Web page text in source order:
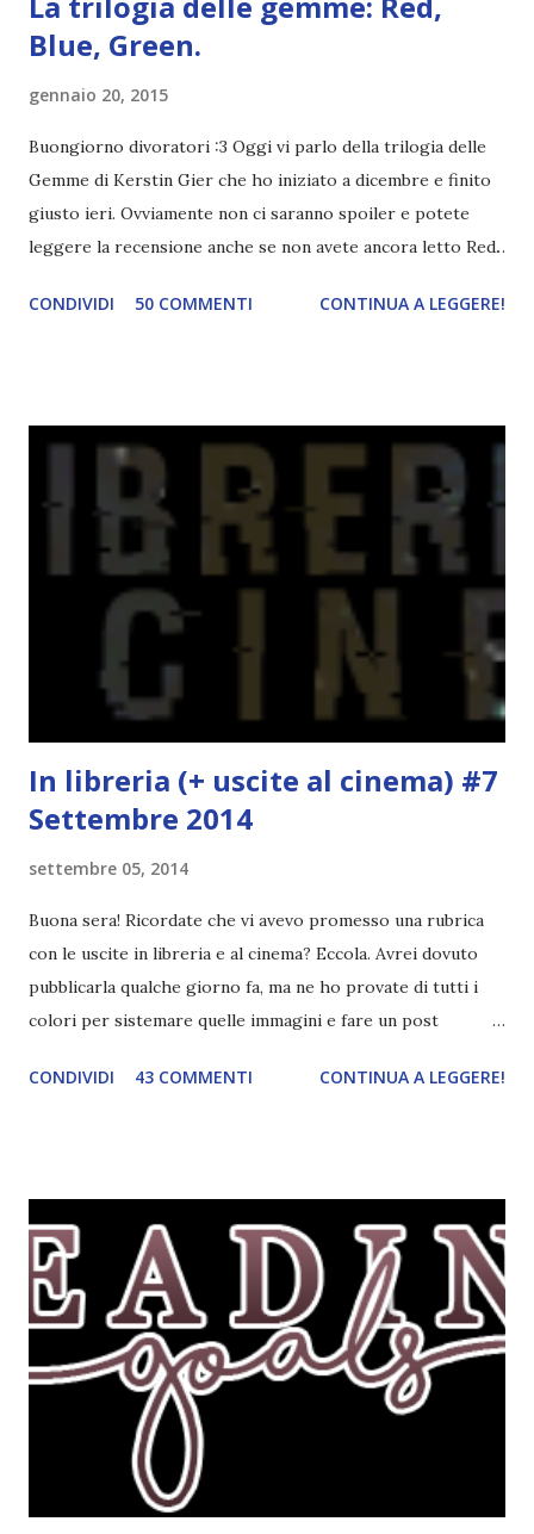
Blue, Green.
gennaio 20, 2015
Buongiorno divoratori :3 Oggi vi parlo della trilogia delle
Gemme di Kerstin Gier che ho iniziato a dicembre e finito
giusto ieri. Ovviamente non ci saranno spoiler e potete
leggere la recensione anche se non avete ancora letto Red.
Green sono state delle letture molto piacevoli ma non
potete capire le mie aspettative! Innanzitutto, se la Gier o
probabilmente lo avrei apprezzato molto di più. Red è
molto introduttivo, nel senso che in trecento pagine non
succede un bel niente. E non ha nemmeno un finale ._.
finisce esattamente nel bel mezzo della storia (anzi, quale
"mezzo" della storia? Questa storia ha praticamente solo
CONDIVIDI 50 COMMENTI CONTINUA A LEGGERE!
In libreria (+ uscite al cinema) #7
Settembre 2014
settembre 05, 2014
Buona sera! Ricordate che vi avevo promesso una rubrica
con le uscite in libreria e al cinema? Eccola. Avrei dovuto
pubblicarla qualche giorno fa, ma ne ho provate di tutti i
colori per sistemare quelle immagini e fare un post
leggere la trama cliccate sulla copertina. Vi ho segnalato
riguarda i suoi romanzi thriller. Per il momento sono
troppo fissata con questo genere ma ho letto pochi libri
thriller e vorrei davvero iniziarne qualcuno. Attraverso il
fuoco - Josephine Angeline \\ 19 settembre. Qualsiasi
libro cita anche soltanto "Salem" deve essere
assolutamente mio. Sono affascinata dalla storia delle
streghe di Salem e se oltre alle streghe aggiungiamo
mondi paralleli e gemelle malefiche, la mia curiosità monta
CONDIVIDI 43 COMMENTI CONTINUA A LEGGERE!